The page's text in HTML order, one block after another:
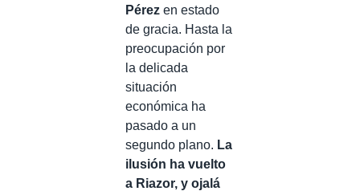
Pérez en estado
de gracia. Hasta la
preocupación por
la delicada
situación
económica ha
pasado a un
segundo plano. La
ilusión ha vuelto
a Riazor, y ojalá